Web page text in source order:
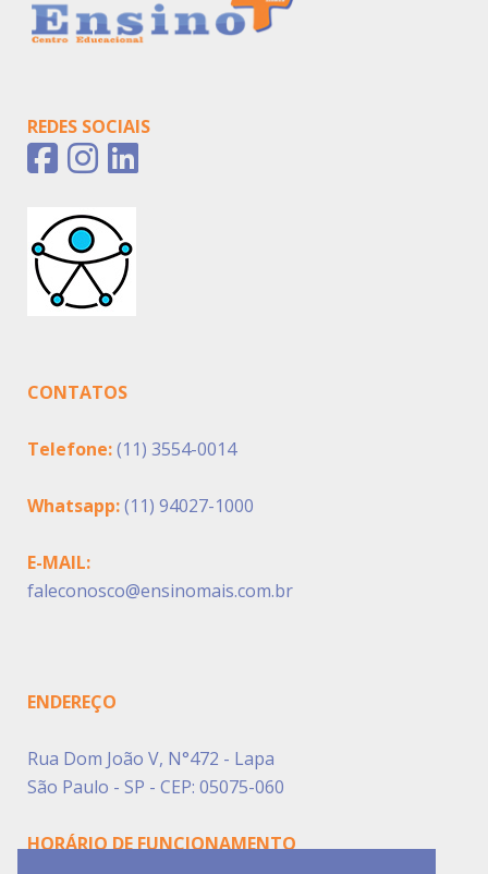
REDES SOCIAIS
CONTATOS
Telefone:(11) 3554-0014
Whatsapp:(11) 94027-1000
E-MAIL:
faleconosco@ensinomais.com.br
ENDEREÇO
Rua Dom João V, N°472 - Lapa
São Paulo - SP - CEP: 05075-060
HORÁRIO DE FUNCIONAMENTO